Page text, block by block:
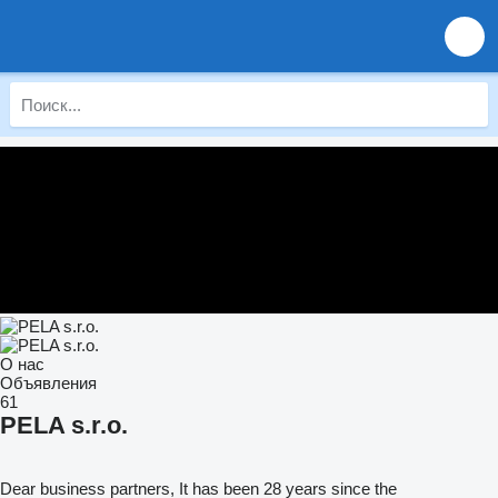
О нас
Объявления
61
PELA s.r.o.
Dear business partners, It has been 28 years since the